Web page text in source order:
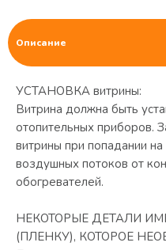
Описание
УСТАНОВКА витрины:
Витрина должна быть
отопительных приборов.
витрины при попадании
воздушных потоков от
обогревателей.
НЕКОТОРЫЕ ДЕТАЛИ
(ПЛЕНКУ), КОТОРОЕ